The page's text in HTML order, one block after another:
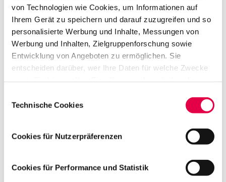
von Technologien wie Cookies, um Informationen auf
Ihrem Gerät zu speichern und darauf zuzugreifen und so
personalisierte Werbung und Inhalte, Messungen von
Werbung und Inhalten, Zielgruppenforschung sowie
Entwicklung von Angeboten zu ermöglichen. Sie
entscheiden darüber, wer Ihre Daten für welche Zwecke
Trigger Symbol ändern oder widerrufen
Informationen über Ihre geografische Lage
können
Technische Cookies
Cookies für Nutzerpräferenzen
Cookies für Performance und Statistik
Vorname
Nachname
E-Mail-Adresse *
Wolters Kluwer Deutschland GmbH, Wolters-
Kluwer-Straße 1, 50354 Hürth per E-Mail, Fax